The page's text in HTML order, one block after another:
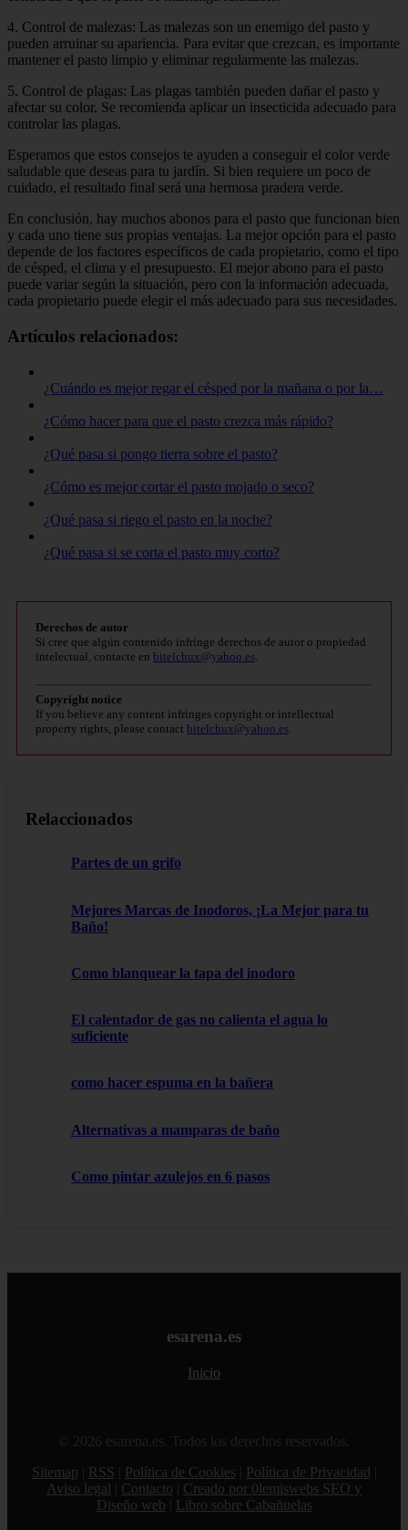
4. Control de malezas: Las malezas son un enemigo del pasto y
pueden arruinar su apariencia. Para evitar que crezcan, es importante
mantener el pasto limpio y eliminar regularmente las malezas.
5. Control de plagas: Las plagas también pueden dañar el pasto y
afectar su color. Se recomienda aplicar un insecticida adecuado para
controlar las plagas.
Esperamos que estos consejos te ayuden a conseguir el color verde
saludable que deseas para tu jardín. Si bien requiere un poco de
cuidado, el resultado final será una hermosa pradera verde.
En conclusión, hay muchos abonos para el pasto que funcionan bien
y cada uno tiene sus propias ventajas. La mejor opción para el pasto
depende de los factores específicos de cada propietario, como el tipo
de césped, el clima y el presupuesto. El mejor abono para el pasto
puede variar según la situación, pero con la información adecuada,
cada propietario puede elegir el más adecuado para sus necesidades.
Artículos relacionados:
¿Cuándo es mejor regar el césped por la mañana o por la…
¿Cómo hacer para que el pasto crezca más rápido?
¿Qué pasa si pongo tierra sobre el pasto?
¿Cómo es mejor cortar el pasto mojado o seco?
¿Qué pasa si riego el pasto en la noche?
¿Qué pasa si se corta el pasto muy corto?
Derechos de autor
Si cree que algún contenido infringe derechos de autor o propiedad
intelectual, contacte en bitelchux@yahoo.es
Copyright notice
If you believe any content infringes copyright or intellectual
property rights, please contact bitelchux@yahoo.es
Relaccionados
Partes de un grifo
Mejores Marcas de Inodoros, ¡La Mejor para tu
Baño!
Como blanquear la tapa del inodoro
El calentador de gas no calienta el agua lo
suficiente
como hacer espuma en la bañera
Alternativas a mamparas de baño
Como pintar azulejos en 6 pasos
esarena.es
Inicio
© 2026 esarena.es. Todos los derechos reservados.
Sitemap
RSS Política de Cookies Política de Privacidad
Aviso legal
Contacto
Creado por 0lemiswebs SEO y
Diseño web
Libro sobre Cabañuelas